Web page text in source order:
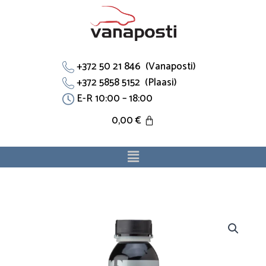
+372 50 21 846 (Vanaposti)
+372 5858 5152 (Plaasi)
E-R 10:00 – 18:00
0,00€
Menu